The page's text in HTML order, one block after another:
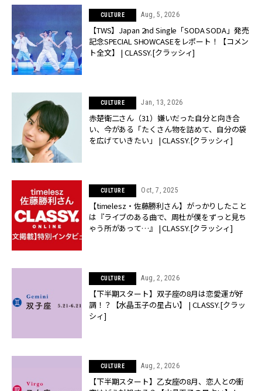
CULTURE Aug, 5, 2026
【TWS】Japan 2nd Single「SODA SODA」発売
記念SPECIAL SHOWCASEをレポート！【コメン
ト全文】 | CLASSY.[クラッシィ]
CULTURE Jan, 13, 2026
赤楚衛二さん（31）嫌いだった自分と向き合
い、今がある「たくさん物を詰めて、自分の袋
を広げていきたい」 | CLASSY.[クラッシィ]
CULTURE Oct, 7, 2025
【timelesz・佐藤勝利さん】がっかりしたこと
は『ライブのある曲で、周杜が僕をずっと見ち
ゃう所があって…』 | CLASSY.[クラッシィ]
CULTURE Aug, 2, 2026
【下半期スタート】双子座の8月は恋愛運が好
調！？【水晶玉子の星占い】 | CLASSY.[クラッ
シィ]
CULTURE Aug, 2, 2026
【下半期スタート】乙女座の8月、恋人との衝